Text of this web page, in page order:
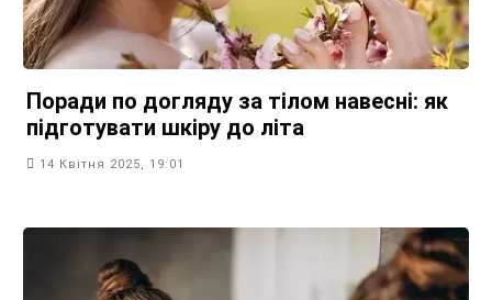
Поради по догляду за тілом навесні: як
підготувати шкіру до літа
14 Квітня 2025, 19:01